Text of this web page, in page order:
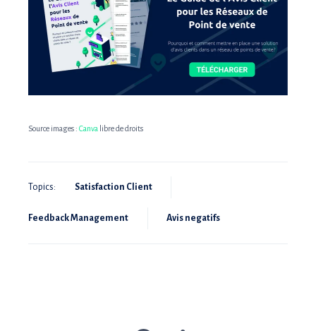
Source images : Canva libre de droits
Topics: Satisfaction Client
Feedback Management Avis negatifs
Partager